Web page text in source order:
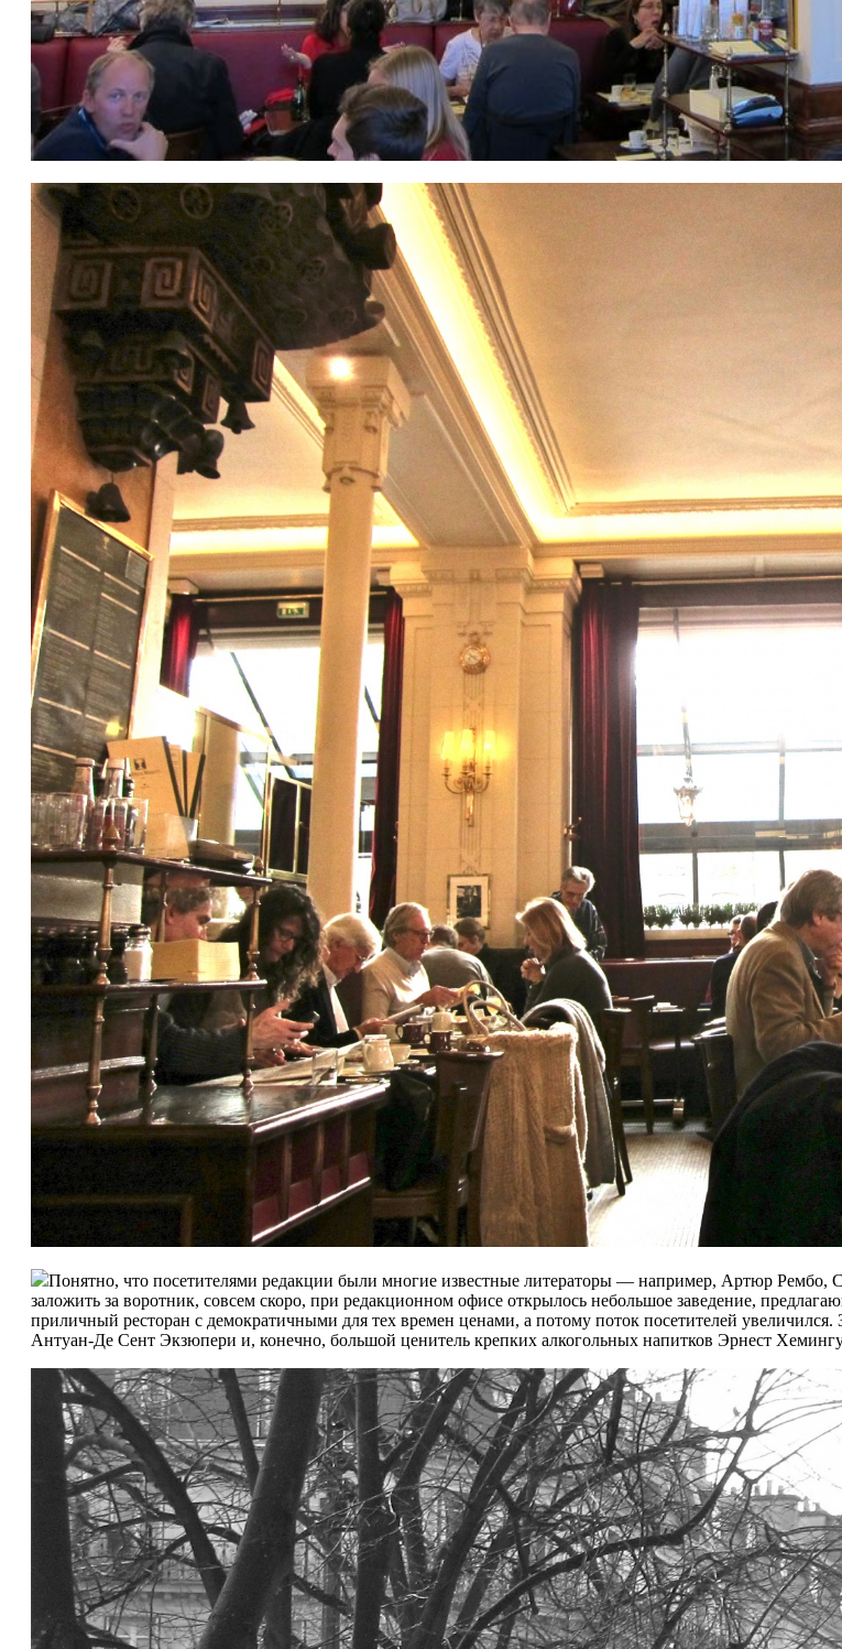
Понятно, что посетителями редакции были многие известные литераторы — например, Артюр Рембо,
заложить за воротник, совсем скоро, при редакционном офисе открылось небольшое заведение,
приличный ресторан с демократичными для тех времен ценами, а потому поток посетителей
Антуан-Де Сент Экзюпери и, конечно, большой ценитель крепких алкогольных напитков Эрнест